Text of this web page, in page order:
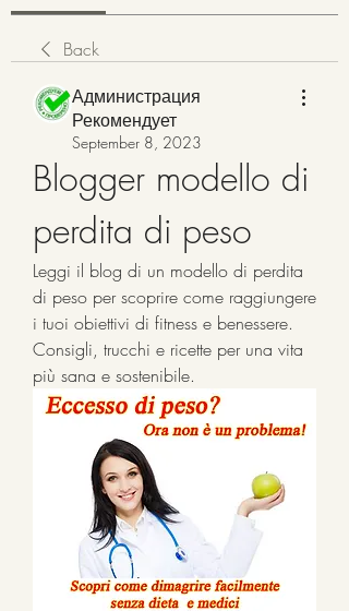
Back
Администрация
Рекомендует
September 8, 2023
Blogger modello di
perdita di peso
Leggi il blog di un modello di perdita
di peso per scoprire come raggiungere
i tuoi obiettivi di fitness e benessere.
Consigli, trucchi e ricette per una vita
più sana e sostenibile.